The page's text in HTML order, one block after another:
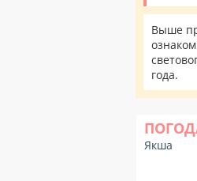
Выше
года.
Якша